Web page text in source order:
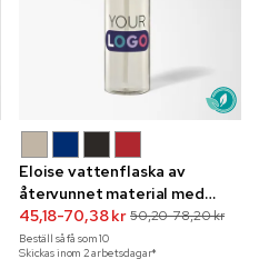
Eloise vattenflaska av
återvunnet material med
färgtryck, 830 ml
45,18-70,38 kr 50,20-78,20 kr
Beställ så få som10
Skickas inom 2 arbetsdagar*